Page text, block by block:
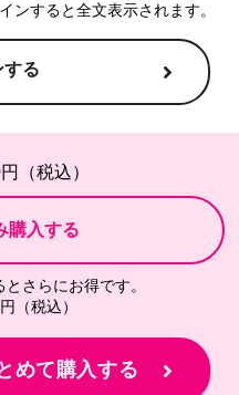
ンすると全文表示されます。
する
（税込）
さらにお得です。
（税込）
めて購入する